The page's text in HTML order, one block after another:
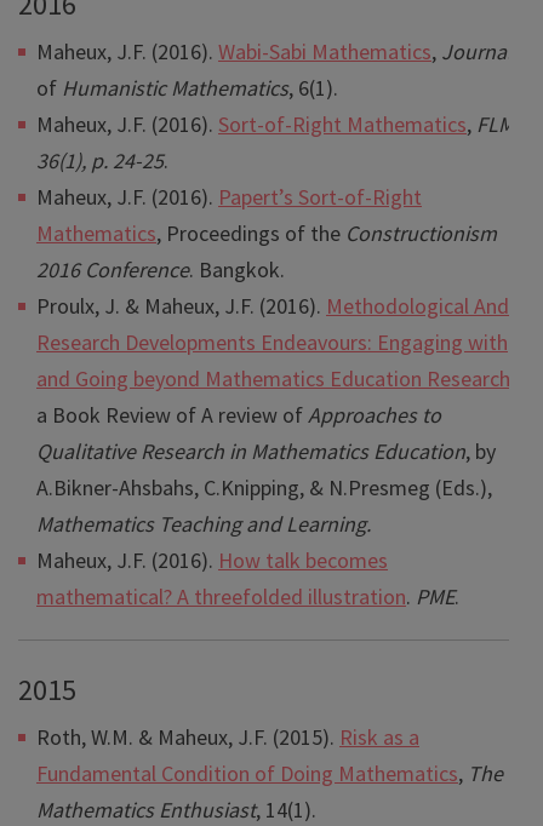
Maheux, J.F. (2016). Wabi-Sabi Mathematics, Journal
of Humanistic Mathematics, 6(1).
Maheux, J.F. (2016). Sort-of-Right Mathematics, FLM,
36(1), p. 24-25.
Maheux, J.F. (2016). Papert’s Sort-of-Right
Mathematics, Proceedings of the Constructionism
2016 Conference. Bangkok.
Proulx, J. & Maheux, J.F. (2016). Methodological And
Research Developments Endeavours: Engaging with
and Going beyond Mathematics Education Research
a Book Review of A review ofApproaches to
Qualitative Research in Mathematics Education, by
A.Bikner-Ahsbahs, C.Knipping, & N.Presmeg (Eds.),
Mathematics Teaching and Learning.
Maheux, J.F. (2016). How talk becomes
mathematical? A threefolded illustration. PME.
2015
Roth, W.M. & Maheux, J.F. (2015). Risk as a
Fundamental Condition of Doing Mathematics, The
Mathematics Enthusiast, 14(1).